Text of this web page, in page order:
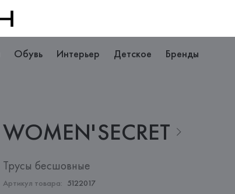
Обувь Интерьер Детское Бренды
WOMEN'SECRET
Трусы бесшовные
Артикул товара: 5122017